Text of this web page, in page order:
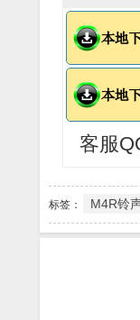
客服
标签： M4R铃